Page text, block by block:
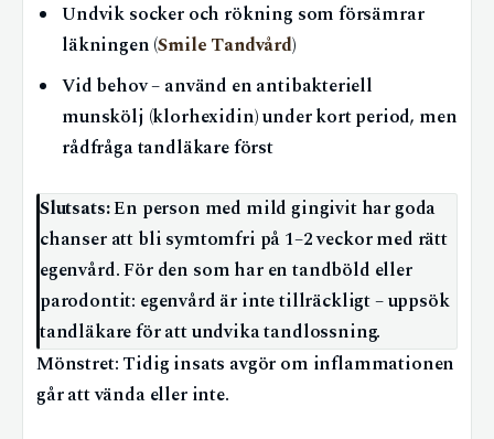
Undvik socker och rökning som försämrar
läkningen (Smile Tandvård)
Vid behov – använd en antibakteriell
munskölj (klorhexidin) under kort period, men
rådfråga tandläkare först
Slutsats:En person med mild gingivit har goda
chanser att bli symtomfri på 1–2 veckor med rätt
egenvård. För den som har en tandböld eller
parodontit: egenvård är inte tillräckligt – uppsök
tandläkare för att undvika tandlossning.
Mönstret: Tidig insats avgör om inflammationen
går att vända eller inte.